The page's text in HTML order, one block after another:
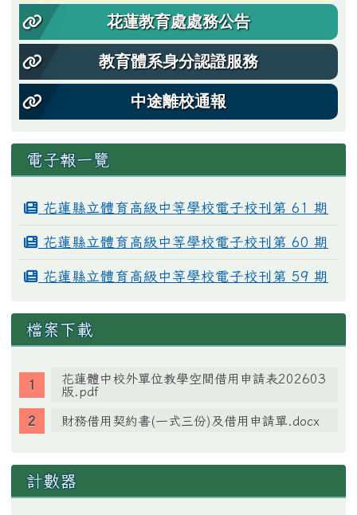
花蓮教育處處務公告
教育體系身分認證服務
中途離校通報
電子報一覽
花蓮縣立體育高級中等學校電子校刊第 61 期
花蓮縣立體育高級中等學校電子校刊第 60 期
花蓮縣立體育高級中等學校電子校刊第 59 期
檔案下載
花蓮體中校外單位教學空間借用申請表202603
版.pdf
財務借用契約書(一式三份)及借用申請單.docx
計數器